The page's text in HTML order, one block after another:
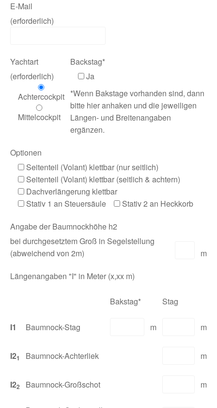
E-Mail
(erforderlich)
Yachtart
(erforderlich)
Achtercockpit
Mittelcockpit
Backstag*
Ja
*Wenn Bakstage vorhanden sind, dann
bitte hier anhaken und die jeweiligen
Längen- und Breitenangaben
ergänzen.
Optionen
Seitenteil (Volant) klettbar (nur seitlich)
Seitenteil (Volant) klettbar (seitlich & achtern)
Dachverlängerung klettbar
Stativ 1 an Steuersäule
Stativ 2 an Heckkorb
Angabe der Baumnockhöhe h2
bei durchgesetztem Groß in Segelstellung
(abweichend von 2m)
m
Längenangaben "I" in Meter (x,xx m)
Bakstag* Stag
I1 Baumnock-Stag m m
I21 Baumnock-Achterliek m
I22 Baumnock-Großschot m